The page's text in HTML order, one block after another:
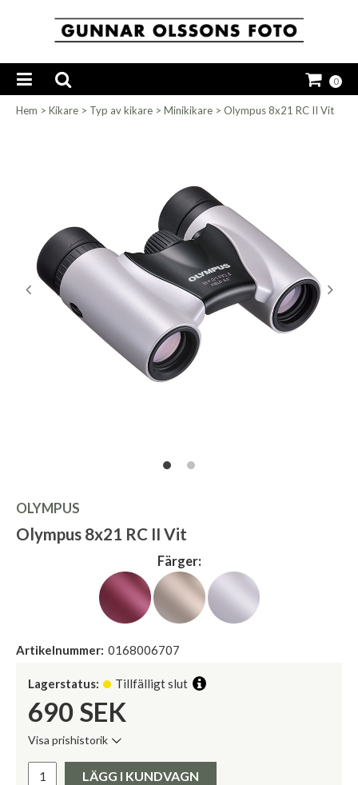
0
Hem > Kikare > Typ av kikare > Minikikare > Olympus 8x21 RC II Vit
OLYMPUS
Olympus 8x21 RC II Vit
Färger:
Artikelnummer: 0168006707
Lagerstatus: Tillfälligt slut
690 SEK
Visa prishistorik
Pris:
LÄGG I KUNDVAGN